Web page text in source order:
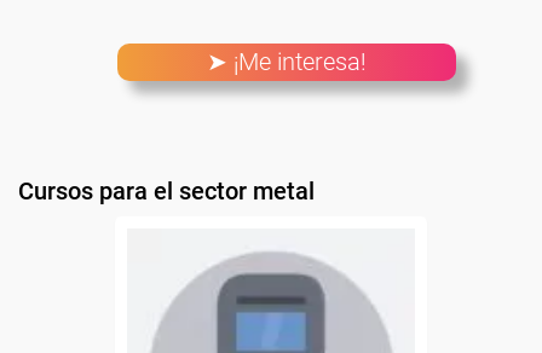
➤ ¡Me interesa!
Cursos para el sector metal